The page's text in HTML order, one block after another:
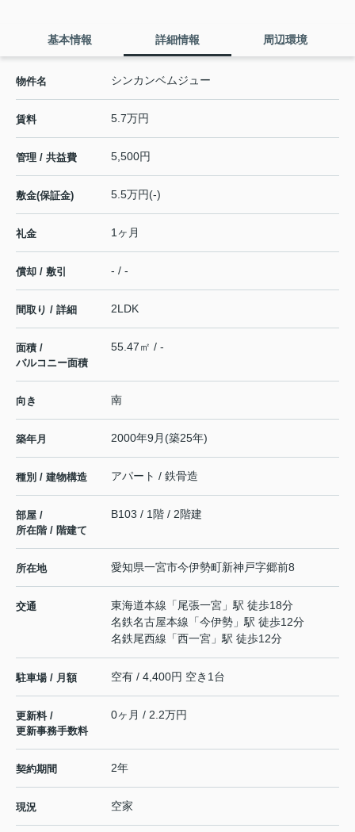
基本情報 詳細情報 周辺環境
物件名 シンカンベムジュー
賃料 5.7万円
管理 / 共益費 5,500円
敷金(保証金) 5.5万円(-)
礼金 1ヶ月
償却 / 敷引 - / -
間取り / 詳細 2LDK
面積 /
バルコニー面積
55.47㎡ / -
向き 南
築年月 2000年9月(築25年)
種別 / 建物構造 アパート / 鉄骨造
部屋 /
所在階 / 階建て
B103 / 1階 / 2階建
所在地 愛知県一宮市今伊勢町新神戸字郷前8
交通 東海道本線 「尾張一宮 」駅 徒歩18分
名鉄名古屋本線 「今伊勢 」駅 徒歩12分
名鉄尾西線 「西一宮 」駅 徒歩12分
駐車場 / 月額 空有 / 4,400円 空き1台
更新料 /
更新事務手数料
0ヶ月 / 2.2万円
契約期間 2年
現況 空家